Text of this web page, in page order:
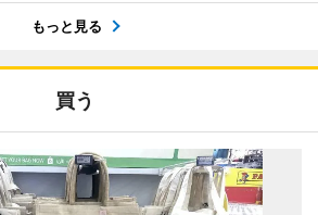
もっと見る
買う